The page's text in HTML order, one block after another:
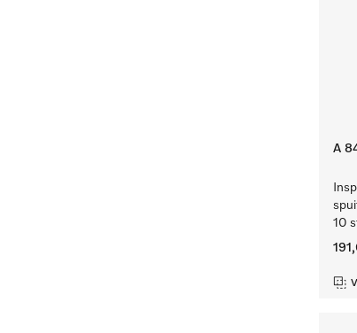
A
10